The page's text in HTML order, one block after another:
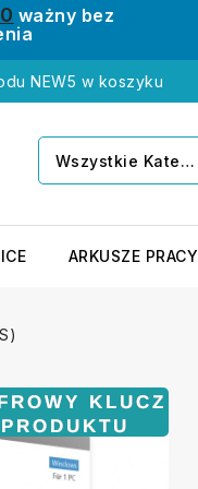
ważny bez
NEW5 w koszyku
Wszystkie Kategorie
ARKUSZE PRACY